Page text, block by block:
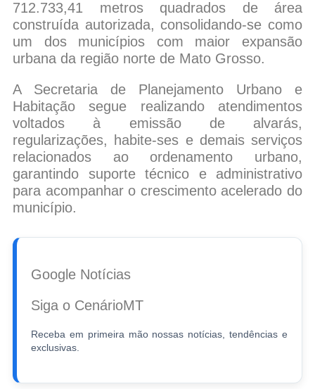
712.733,41 metros quadrados de área
construída autorizada, consolidando-se como
um dos municípios com maior expansão
urbana da região norte de Mato Grosso.
A Secretaria de Planejamento Urbano e
Habitação segue realizando atendimentos
voltados à emissão de alvarás,
regularizações, habite-ses e demais serviços
relacionados ao ordenamento urbano,
garantindo suporte técnico e administrativo
para acompanhar o crescimento acelerado do
município.
Google Notícias
Siga o CenárioMT
Receba em primeira mão nossas notícias, tendências e
exclusivas.